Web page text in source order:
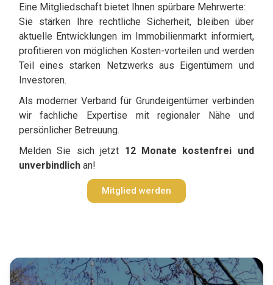
Eine Mitgliedschaft bietet Ihnen spürbare Mehrwerte:
Sie stärken Ihre rechtliche Sicherheit, bleiben über
aktuelle Entwicklungen im Immobilienmarkt informiert,
profitieren von möglichen Kosten-vorteilen und werden
Teil eines starken Netzwerks aus Eigentümern und
Investoren.
Als moderner Verband für Grundeigentümer verbinden
wir fachliche Expertise mit regionaler Nähe und
persönlicher Betreuung.
Melden Sie sich jetzt 12 Monate kostenfrei und
unverbindlichan!
Mitglied werden